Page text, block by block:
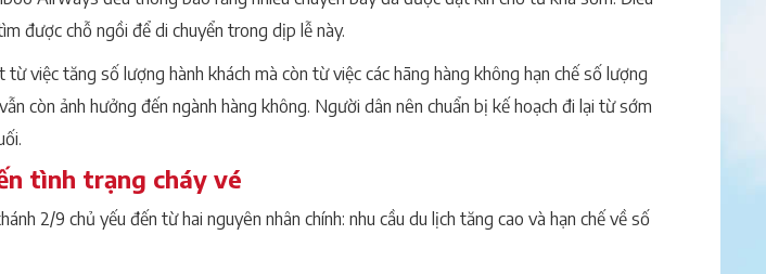
được chỗ ngồi để di chuyển trong dịp lễ này.
việc tăng số lượng hành khách mà còn từ việc các hãng hàng không hạn chế số lượng
còn ảnh hưởng đến ngành hàng không. Người dân nên chuẩn bị kế hoạch đi lại từ sớm
tình trạng cháy vé
2/9 chủ yếu đến từ hai nguyên nhân chính: nhu cầu du lịch tăng cao và hạn chế về số